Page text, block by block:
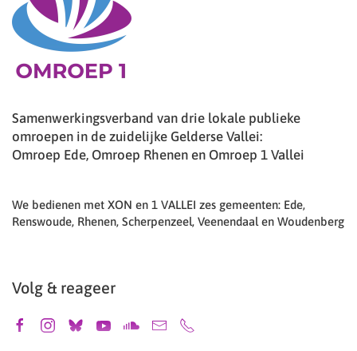
Samenwerkingsverband van drie lokale publieke
omroepen in de zuidelijke Gelderse Vallei:
Omroep Ede, Omroep Rhenen en Omroep 1 Vallei
We bedienen met XON en 1 VALLEI zes gemeenten: Ede,
Renswoude, Rhenen, Scherpenzeel, Veenendaal en Woudenberg
Volg & reageer